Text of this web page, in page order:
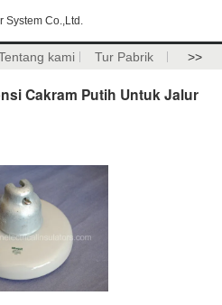
System Co.,Ltd.
kami Tur Pabrik >>
Cakram Putih Untuk Jalur